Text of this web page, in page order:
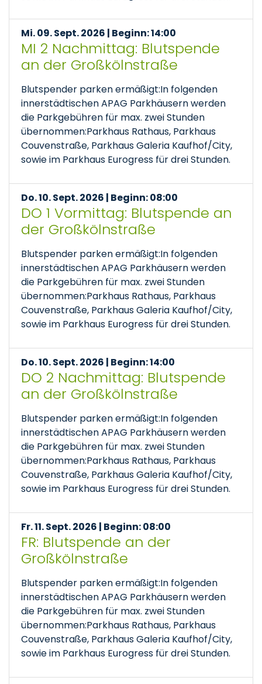
Mi. 09. Sept. 2026 | Beginn: 14:00
MI 2 Nachmittag: Blutspende
an der Großkölnstraße
Blutspender parken ermäßigt:In folgenden
innerstädtischen APAG Parkhäusern werden
die Parkgebühren für max. zwei Stunden
übernommen:Parkhaus Rathaus, Parkhaus
Couvenstraße, Parkhaus Galeria Kaufhof/City,
sowie im Parkhaus Eurogress für drei Stunden.
Do. 10. Sept. 2026 | Beginn: 08:00
DO 1 Vormittag: Blutspende an
der Großkölnstraße
Blutspender parken ermäßigt:In folgenden
innerstädtischen APAG Parkhäusern werden
die Parkgebühren für max. zwei Stunden
übernommen:Parkhaus Rathaus, Parkhaus
Couvenstraße, Parkhaus Galeria Kaufhof/City,
sowie im Parkhaus Eurogress für drei Stunden.
Do. 10. Sept. 2026 | Beginn: 14:00
DO 2 Nachmittag: Blutspende
an der Großkölnstraße
Blutspender parken ermäßigt:In folgenden
innerstädtischen APAG Parkhäusern werden
die Parkgebühren für max. zwei Stunden
übernommen:Parkhaus Rathaus, Parkhaus
Couvenstraße, Parkhaus Galeria Kaufhof/City,
sowie im Parkhaus Eurogress für drei Stunden.
Fr. 11. Sept. 2026 | Beginn: 08:00
FR: Blutspende an der
Großkölnstraße
Blutspender parken ermäßigt:In folgenden
innerstädtischen APAG Parkhäusern werden
die Parkgebühren für max. zwei Stunden
übernommen:Parkhaus Rathaus, Parkhaus
Couvenstraße, Parkhaus Galeria Kaufhof/City,
sowie im Parkhaus Eurogress für drei Stunden.